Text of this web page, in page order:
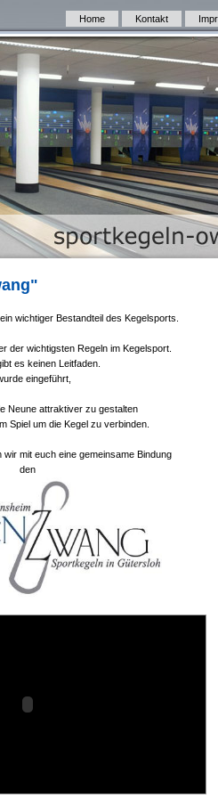
Home Kontakt
wichtiger Bestandteil des Kegelsports.
der wichtigsten Regeln im Kegelsport.
es keinen Leitfaden.
eingeführt,
Neune attraktiver zu gestalten
Spiel um die Kegel zu verbinden.
wir mit euch eine gemeinsame Bindung
den